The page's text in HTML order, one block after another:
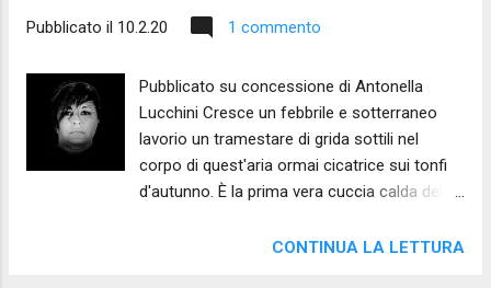
Pubblicato il 10.2.20 1 commento
Pubblicato su concessione di Antonella
Lucchini Cresce un febbrile e sotterraneo
lavorio un tramestare di grida sottili nel
corpo di quest'aria ormai cicatrice sui tonfi
d'autunno. È la prima vera cuccia calda della
inconsapevolmente si cuce al filo del sole. Io
CONTINUA LA LETTURA